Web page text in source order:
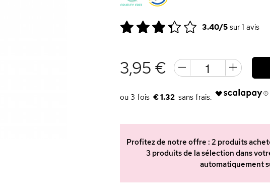
3.40/5sur 1 avis
3,95 €
€ 1.32
Profitez de notre offre : 2 produits
3 produits de la sélection dans
automatiquement